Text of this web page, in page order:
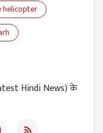
helicopter
Hindi News) के